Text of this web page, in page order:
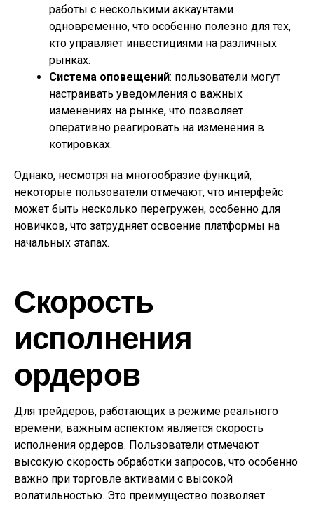
работы с несколькими аккаунтами
одновременно, что особенно полезно для тех,
кто управляет инвестициями на различных
рынках.
Система оповещений: пользователи могут
настраивать уведомления о важных
изменениях на рынке, что позволяет
оперативно реагировать на изменения в
котировках.
Однако, несмотря на многообразие функций,
некоторые пользователи отмечают, что интерфейс
может быть несколько перегружен, особенно для
новичков, что затрудняет освоение платформы на
начальных этапах.
Скорость
исполнения
ордеров
Для трейдеров, работающих в режиме реального
времени, важным аспектом является скорость
исполнения ордеров. Пользователи отмечают
высокую скорость обработки запросов, что особенно
важно при торговле активами с высокой
волатильностью. Это преимущество позволяет